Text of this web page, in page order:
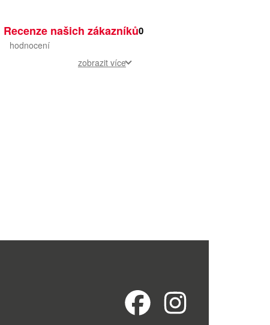
Recenze našich zákazníků0
hodnocení
zobrazit více